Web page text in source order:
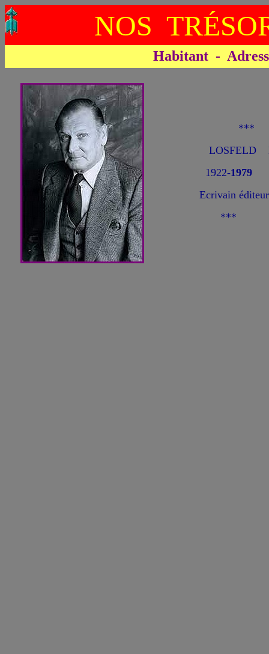
NOS
Habitant -
***
LOSFELD
1922-1979
Ecrivain éditeur
***